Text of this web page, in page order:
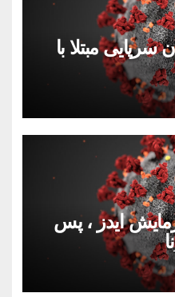
سرپایی مبتلا با
ایدز ، پس